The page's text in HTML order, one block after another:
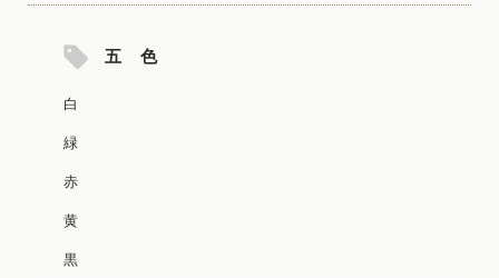
五 色
白
緑
赤
黄
黒